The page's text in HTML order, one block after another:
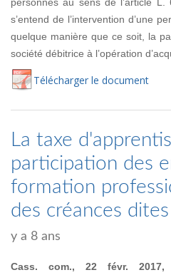
s’entend de l’intervention d’une
quelque manière que ce soit, la
société débitrice à l’opération
Télécharger le document
La taxe
participation des
formation
des créances
y a 8 ans
Cass. com., 22 févr.